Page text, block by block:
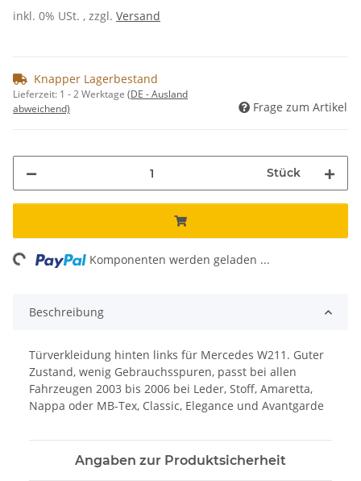
inkl. 0% USt. , zzgl. Versand
Knapper Lagerbestand
Lieferzeit: 1 - 2 Werktage (DE - Ausland
abweichend)
Frage zum Artikel
Stück
Komponenten werden geladen ...
Beschreibung
Türverkleidung hinten links für Mercedes W211. Guter
Zustand, wenig Gebrauchsspuren, passt bei allen
Fahrzeugen 2003 bis 2006 bei Leder, Stoff, Amaretta,
Nappa oder MB-Tex, Classic, Elegance und Avantgarde
Angaben zur Produktsicherheit